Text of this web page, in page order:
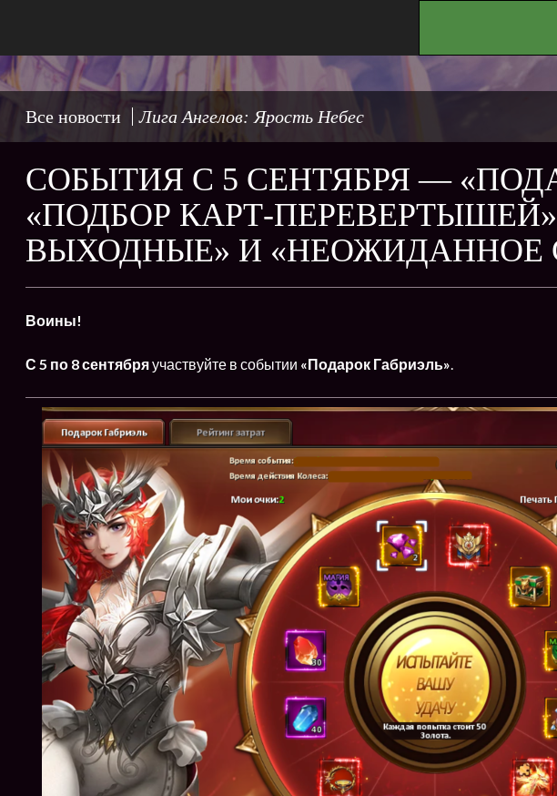
Все новости Лига Ангелов: Ярость Небес
СОБЫТИЯ С 5 СЕНТЯБРЯ —
«ПОДБОР КАРТ-
ВЫХОДНЫЕ» И «НЕОЖИДАННОЕ
Воины!
С 5 по 8 сентябряучаствуйте в событии «Подарок Габриэль».